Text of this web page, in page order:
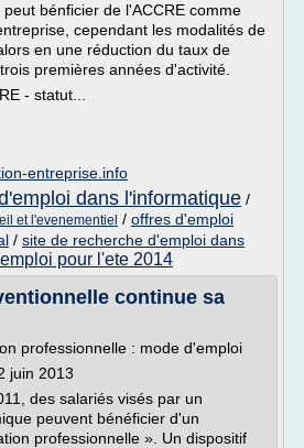
bénficier de l'ACCRE comme
cependant les modalités de
en une réduction du taux de
premières années d'activité.
- statut...
entreprise.info
dans l'informatique /
et l'evenementiel / offres d'emploi
/ site de recherche d'emploi dans
pour l'ete 2014
continue sa
professionnelle : mode d'emploi
juin 2013
des salariés visés par un
peuvent bénéficier d'un
professionnelle ». Un dispositif